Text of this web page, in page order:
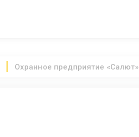
Охранное предприятие «Салют»